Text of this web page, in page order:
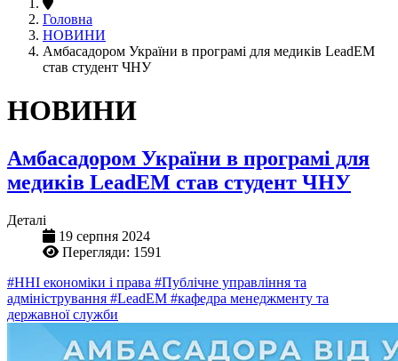
Головна
НОВИНИ
Амбасадором України в програмі для медиків LeadEM
став студент ЧНУ
НОВИНИ
Амбасадором України в програмі для
медиків LeadEM став студент ЧНУ
Деталі
19 серпня 2024
Перегляди: 1591
#ННІ економіки і права #Публічне управління та
адміністрування #LeadEM #кафедра менеджменту та
державної служби